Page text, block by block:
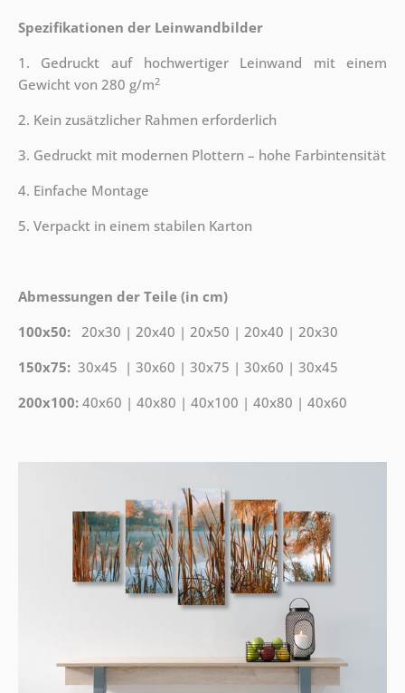
Spezifikationen der Leinwandbilder
1. Gedruckt auf hochwertiger Leinwand mit einem
Gewicht von 280 g/m2
2. Kein zusätzlicher Rahmen erforderlich
3. Gedruckt mit modernen Plottern – hohe Farbintensität
4. Einfache Montage
5. Verpackt in einem stabilen Karton
Abmessungen der Teile (in cm)
100x50: 20x30 | 20x40 | 20x50 | 20x40 | 20x30
150x75: 30x45 | 30x60 | 30x75 | 30x60 | 30x45
200x100: 40x60 | 40x80 | 40x100 | 40x80 | 40x60